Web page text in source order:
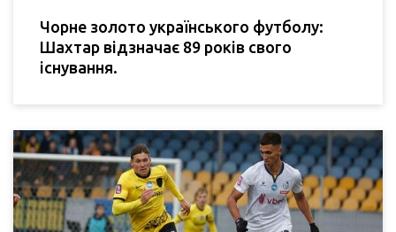
Чорне золото українського футболу:
Шахтар відзначає 89 років свого
існування.